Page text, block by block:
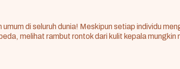
di seluruh dunia! Meskipun setiap individu
melihat rambut rontok dari kulit kepala mungkin